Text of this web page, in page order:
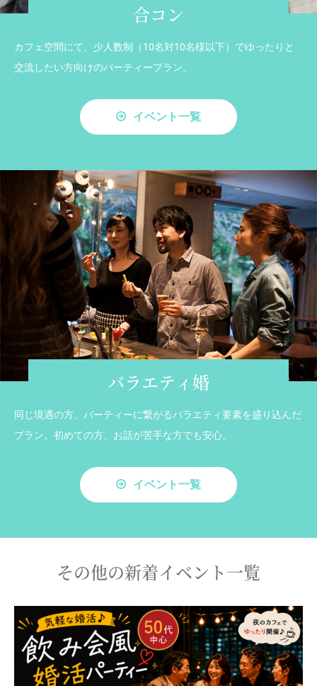
合コン
カフェ空間にて、少人数制（10名対10名様以下）でゆったりと
交流したい方向けのパーティープラン。
イベント一覧
バラエティ婚
同じ境遇の方、パーティーに繋がるバラエティ要素を盛り込んだ
プラン。初めての方、お話が苦手な方でも安心。
イベント一覧
その他の新着イベント一覧